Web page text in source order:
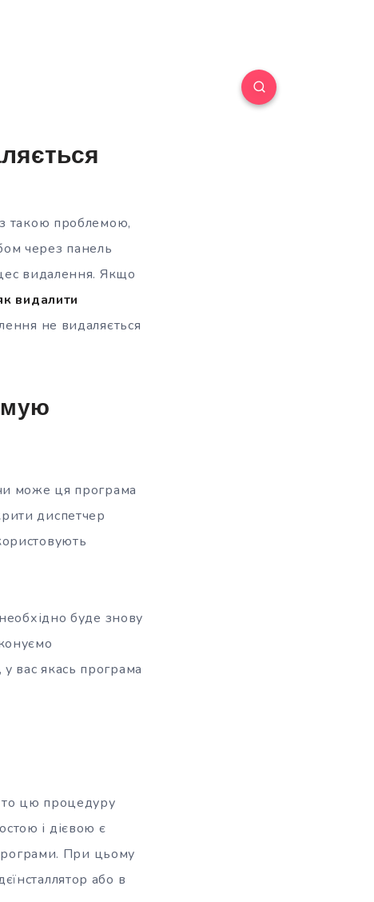
такою проблемою,
через панель
видалення. Якщо
видалити
не видаляється
може ця програма
диспетчер
буде знову
вас якась програма
то цю процедуру
і дієвою є
При цьому
або в